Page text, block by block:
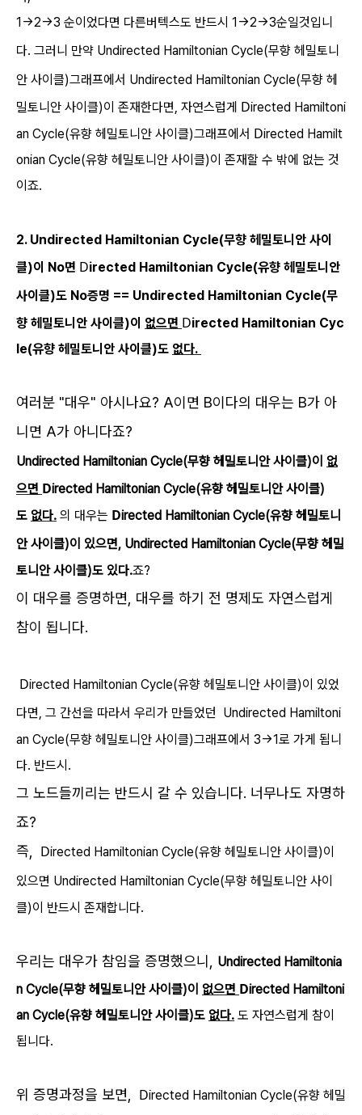
1->2->3 순이었다면 다른버텍스도 반드시 1->2->3순일것입니
다. 그러니 만약 Undirected Hamiltonian Cycle(무향 헤밀토니
안 사이클)그래프에서 Undirected Hamiltonian Cycle(무향 헤
밀토니안 사이클)이 존재한다면, 자연스럽게 Directed Hamiltoni
an Cycle(유향 헤밀토니안 사이클)그래프에서 Directed Hamilt
onian Cycle(유향 헤밀토니안 사이클)이 존재할 수 밖에 없는 것
이죠.
2. Undirected Hamiltonian Cycle(무향 헤밀토니안 사이
클)이 No면 Directed Hamiltonian Cycle(유향 헤밀토니안
사이클)도 No증명 == Undirected Hamiltonian Cycle(무
향 헤밀토니안 사이클)이 없으면 Directed Hamiltonian Cyc
le(유향 헤밀토니안 사이클)도 없다.
여러분 "대우" 아시나요? A이면 B이다의 대우는 B가 아
니면 A가 아니다죠?
Undirected Hamiltonian Cycle(무향 헤밀토니안 사이클)이 없
으면 Directed Hamiltonian Cycle(유향 헤밀토니안 사이클)
도 없다. 의 대우는 Directed Hamiltonian Cycle(유향 헤밀토니
안 사이클)이 있으면, Undirected Hamiltonian Cycle(무향 헤밀
토니안 사이클)도 있다.죠?
이 대우를 증명하면, 대우를 하기 전 명제도 자연스럽게
참이 됩니다.
Directed Hamiltonian Cycle(유향 헤밀토니안 사이클)이 있었
다면, 그 간선을 따라서 우리가 만들었던 Undirected Hamiltoni
an Cycle(무향 헤밀토니안 사이클)그래프에서 3->1로 가게 됩니
다. 반드시.
그 노드들끼리는 반드시 갈 수 있습니다. 너무나도 자명하
죠?
즉,
Directed Hamiltonian Cycle(유향 헤밀토니안 사이클)이
있으면 Undirected Hamiltonian Cycle(무향 헤밀토니안 사이
클)이 반드시 존재합니다.
우리는 대우가 참임을 증명했으니, Undirected Hamiltonia
n Cycle(무향 헤밀토니안 사이클)이 없으면 Directed Hamiltoni
an Cycle(유향 헤밀토니안 사이클)도 없다. 도 자연스럽게 참이
됩니다.
위 증명과정을 보면, Directed Hamiltonian Cycle(유향 헤밀